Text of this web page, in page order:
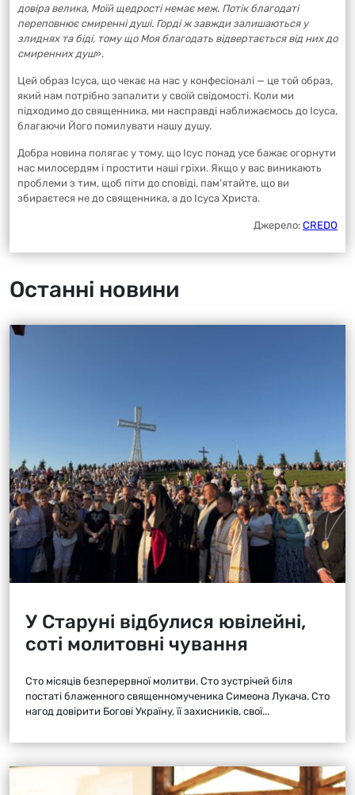
довіра велика, Моїй щедрості немає меж. Потік благодаті
переповнює смиренні душі. Горді ж завжди залишаються у
злиднях та біді, тому що Моя благодать відвертається від них до
смиренних душ».
Цей образ Ісуса, що чекає на нас у конфесіоналі — це той образ,
який нам потрібно запалити у своїй свідомості. Коли ми
підходимо до священника, ми насправді наближаємось до Ісуса,
благаючи Його помилувати нашу душу.
Добра новина полягає у тому, що Ісус понад усе бажає огорнути
нас милосердям і простити наші гріхи. Якщо у вас виникають
проблеми з тим, щоб піти до сповіді, пам’ятайте, що ви
збираєтеся не до священника, а до Ісуса Христа.
Джерело: CREDO
Останні новини
У Старуні відбулися ювілейні,
соті молитовні чування
Сто місяців безперервної молитви. Сто зустрічей біля
постаті блаженного священномученика Симеона Лукача. Сто
нагод довірити Богові Україну, її захисників, свої...